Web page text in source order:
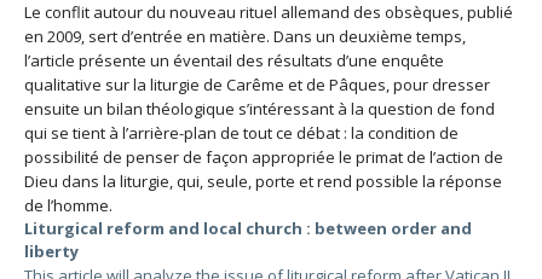
Le conflit autour du nouveau rituel allemand des obsèques, publié
en 2009, sert d’entrée en matière. Dans un deuxième temps,
l’article présente un éventail des résultats d’une enquête
qualitative sur la liturgie de Carême et de Pâques, pour dresser
ensuite un bilan théologique s’intéressant à la question de fond
qui se tient à l’arrière-plan de tout ce débat : la condition de
possibilité de penser de façon appropriée le primat de l’action de
Dieu dans la liturgie, qui, seule, porte et rend possible la réponse
de l’homme.
Liturgical reform and local church : between order and
liberty